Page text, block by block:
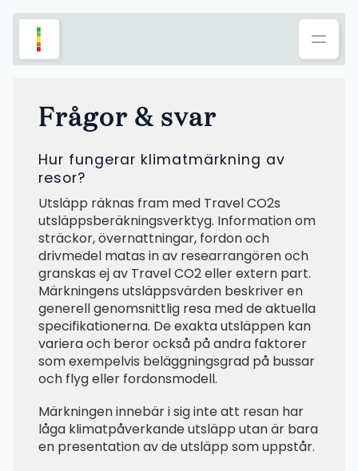
Frågor & svar
Hur fungerar klimatmärkning av
resor?
Utsläpp räknas fram med Travel CO2s
utsläppsberäkningsverktyg. Information om
sträckor, övernattningar, fordon och
drivmedel matas in av researrangören och
granskas ej av Travel CO2 eller extern part.
Märkningens utsläppsvärden beskriver en
generell genomsnittlig resa med de aktuella
specifikationerna. De exakta utsläppen kan
variera och beror också på andra faktorer
som exempelvis beläggningsgrad på bussar
och flyg eller fordonsmodell.
Märkningen innebär i sig inte att resan har
låga klimatpåverkande utsläpp utan är bara
en presentation av de utsläpp som uppstår.